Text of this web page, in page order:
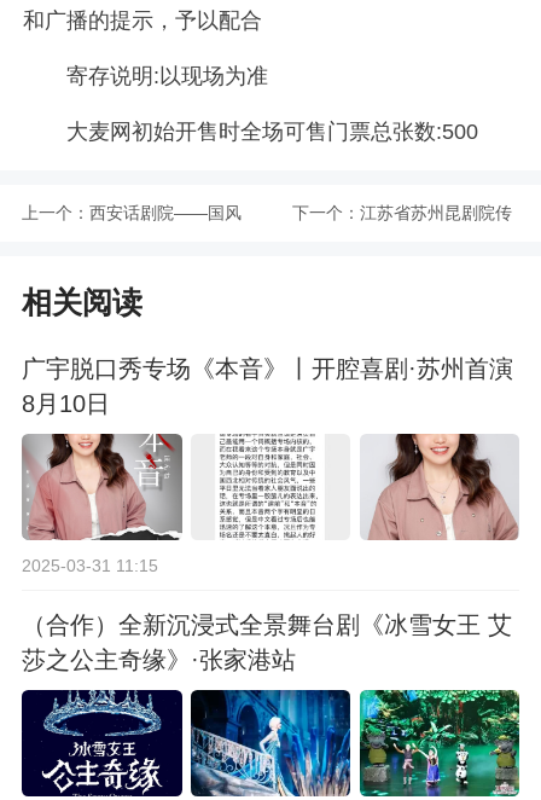
和广播的提示，予以配合
寄存说明:以现场为准
大麦网初始开售时全场可售门票总张数:500
上一个： 西安话剧院——国风 下一个： 江苏省苏州昆剧院传
艺惠民季
相关阅读
广宇脱口秀专场《本音》丨开腔喜剧·苏州首演
8月10日
2025-03-31 11:15
（合作）全新沉浸式全景舞台剧《冰雪女王 艾
莎之公主奇缘》·张家港站